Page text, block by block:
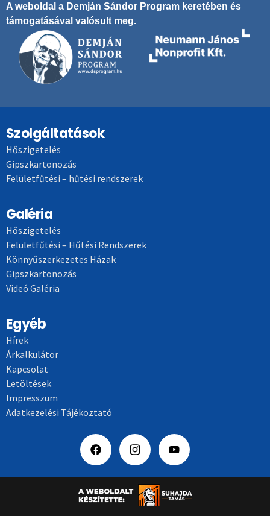
A weboldal a Demján Sándor Program keretében és
támogatásával valósult meg.
Szolgáltatások
Hőszigetelés
Gipszkartonozás
Felületfűtési – hűtési rendszerek
Galéria
Hőszigetelés
Felületfűtési – Hűtési Rendszerek
Könnyűszerkezetes Házak
Gipszkartonozás
Videó Galéria
Egyéb
Hírek
Árkalkulátor
Kapcsolat
Letöltések
Impresszum
Adatkezelési Tájékoztató